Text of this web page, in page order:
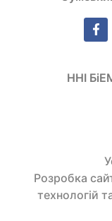
ННІ
Розробка
технологій